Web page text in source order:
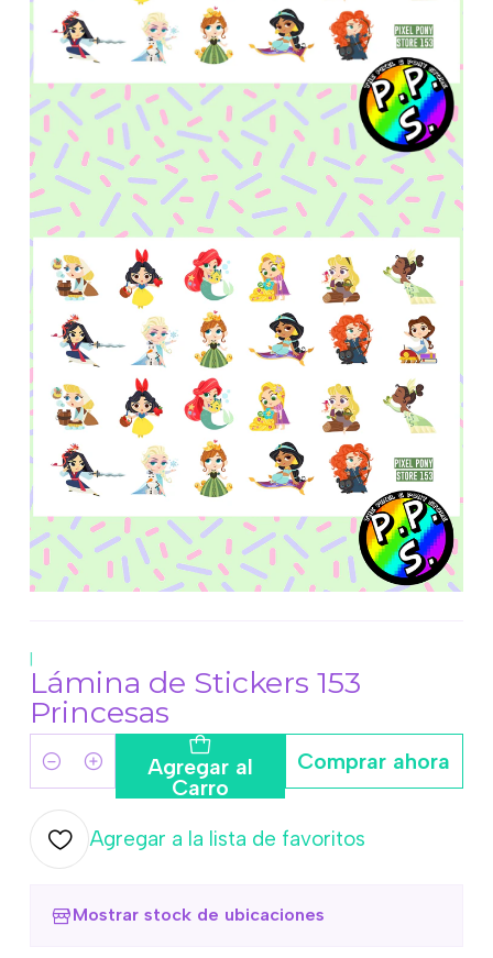
|
Lámina de Stickers 153
Princesas
Cantidad Agregar al
Carro
Comprar ahora
Agregar a la lista de favoritos
Mostrar stock de ubicaciones